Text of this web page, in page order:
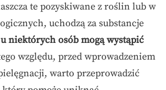
te pozyskiwane z roślin lub w
uchodzą za substancje
niektórych osób mogą wystąpić
względu, przed wprowadzeniem
warto przeprowadzić